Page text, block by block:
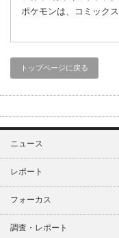
ポケモンは、コミック
トップページに戻る
ニュース
レポート
フォーカス
調査・レポート